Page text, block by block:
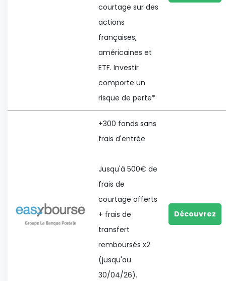
courtage sur des
actions
françaises,
américaines et
ETF. Investir
comporte un
risque de perte*
+300 fonds sans
frais d'entrée
Jusqu'à 500€ de
frais de
courtage offerts
+ frais de
transfert
remboursés x2
(jusqu'au
30/04/26).
Découvrez